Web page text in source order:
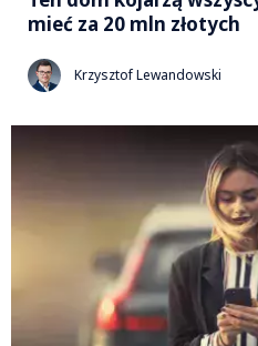
mieć za 20 mln złotych
Krzysztof Lewandowski